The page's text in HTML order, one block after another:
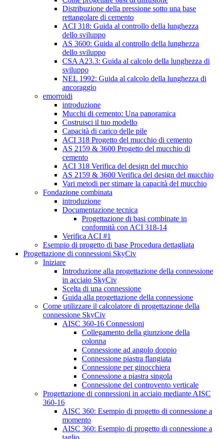
Distribuzione della pressione sotto una base
rettangolare di cemento
ACI 318: Guida al controllo della lunghezza
dello sviluppo
AS 3600: Guida al controllo della lunghezza
dello sviluppo
CSA A23.3: Guida al calcolo della lunghezza di
sviluppo
NEL 1992: Guida al calcolo della lunghezza di
ancoraggio
emorroidi
introduzione
Mucchi di cemento: Una panoramica
Costruisci il tuo modello
Capacità di carico delle pile
ACI 318 Progetto del mucchio di cemento
AS 2159 & 3600 Progetto del mucchio di
cemento
ACI 318 Verifica del design del mucchio
AS 2159 & 3600 Verifica del design del mucchio
Vari metodi per stimare la capacità del mucchio
Fondazione combinata
introduzione
Documentazione tecnica
Progettazione di basi combinate in
conformità con ACI 318-14
Verifica ACI #1
Esempio di progetto di base Procedura dettagliata
Progettazione di connessioni SkyCiv
Iniziare
Introduzione alla progettazione della connessione
in acciaio SkyCiv
Scelta di una connessione
Guida alla progettazione della connessione
Come utilizzare il calcolatore di progettazione della
connessione SkyCiv
AISC 360-16 Connessioni
Collegamento della giunzione della
colonna
Connessione ad angolo doppio
Connessione piastra flangiata
Connessione per ginocchiera
Connessione a piastra singola
Connessione del controvento verticale
Progettazione di connessioni in acciaio mediante AISC
360-16
AISC 360: Esempio di progetto di connessione a
momento
AISC 360: Esempio di progetto di connessione a